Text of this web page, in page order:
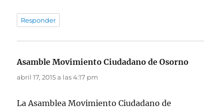
Responder
Asamble Movimiento Ciudadano de Osorno
abril 17, 2015 a las 4:17 pm
La Asamblea Movimiento Ciudadano de